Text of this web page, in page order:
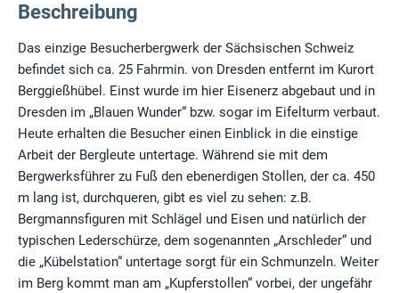
Beschreibung
Das einzige Besucherbergwerk der Sächsischen Schweiz
befindet sich ca. 25 Fahrmin. von Dresden entfernt im Kurort
Berggießhübel. Einst wurde im hier Eisenerz abgebaut und in
Dresden im „Blauen Wunder“ bzw. sogar im Eifelturm verbaut.
Heute erhalten die Besucher einen Einblick in die einstige
Arbeit der Bergleute untertage. Während sie mit dem
Bergwerksführer zu Fuß den ebenerdigen Stollen, der ca. 450
m lang ist, durchqueren, gibt es viel zu sehen: z.B.
Bergmannsfiguren mit Schlägel und Eisen und natürlich der
typischen Lederschürze, dem sogenannten „Arschleder“ und
die „Kübelstation“ untertage sorgt für ein Schmunzeln. Weiter
im Berg kommt man am „Kupferstollen“ vorbei, der ungefähr